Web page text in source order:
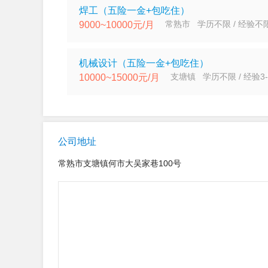
焊工（五险一金+包吃住）
9000~10000元/月 常熟市 学历不限 / 经验不
机械设计（五险一金+包吃住）
10000~15000元/月 支塘镇 学历不限 / 经验
公司地址
常熟市支塘镇何市大吴家巷100号